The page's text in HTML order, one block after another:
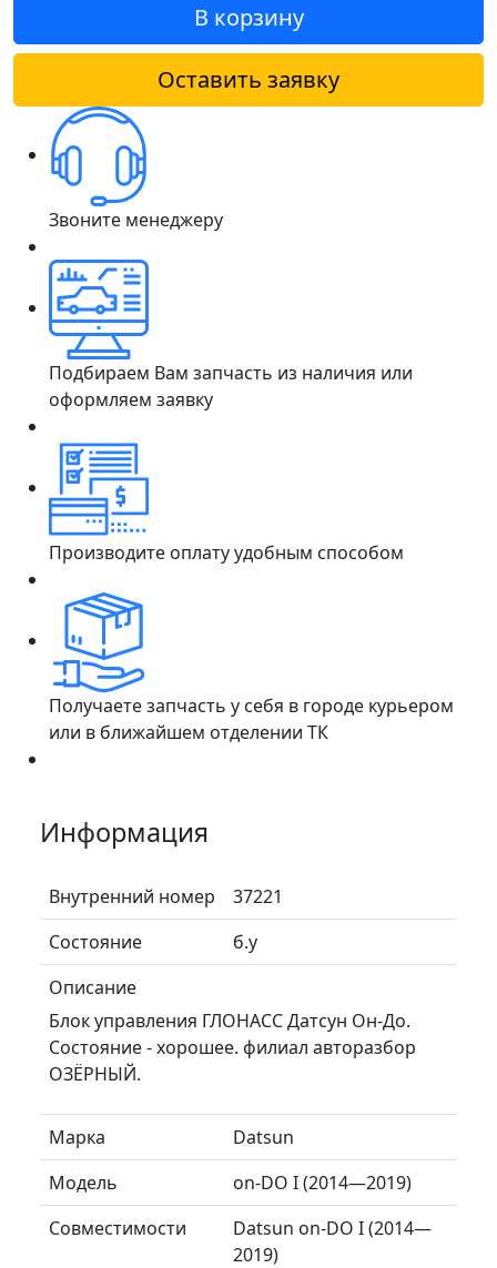
В корзину
Оставить заявку
Звоните менеджеру
Подбираем Вам запчасть из наличия или
оформляем заявку
Производите оплату удобным способом
Получаете запчасть у себя в городе курьером
или в ближайшем отделении ТК
Информация
Внутренний номер
37221
Состояние
б.у
Описание
Блок управления ГЛОНАСС Датсун Он-До.
Состояние - хорошее. филиал авторазбор
ОЗЁРНЫЙ.
Марка
Datsun
Модель
on-DO I (2014—2019)
Совместимости
Datsun on-DO I (2014—
2019)